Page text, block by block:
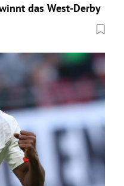
das West-Derby